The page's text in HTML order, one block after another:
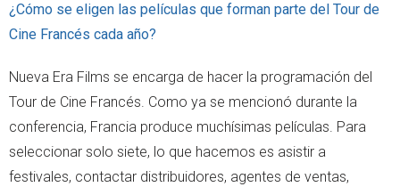
¿Cómo se eligen las películas que forman parte del Tour de
Cine Francés cada año?
Nueva Era Films se encarga de hacer la programación del
Tour de Cine Francés. Como ya se mencionó durante la
conferencia, Francia produce muchísimas películas. Para
seleccionar solo siete, lo que hacemos es asistir a
festivales, contactar distribuidores, agentes de ventas,